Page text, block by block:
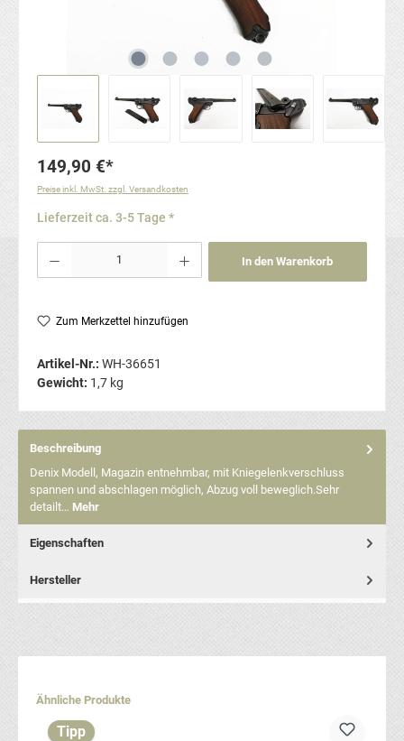
149,90 €*
Preise inkl. MwSt. zzgl. Versandkosten
Lieferzeit ca. 3-5 Tage *
In den Warenkorb
Zum Merkzettel hinzufügen
Artikel-Nr.: WH-36651
Gewicht: 1,7 kg
Beschreibung
Denix Modell, Magazin entnehmbar, mit Kniegelenkverschluss
spannen und abschlagen möglich, Abzug voll beweglich.Sehr
detailt… Mehr
Eigenschaften
Hersteller
Produktgalerie überspringen
Ähnliche Produkte
Tipp